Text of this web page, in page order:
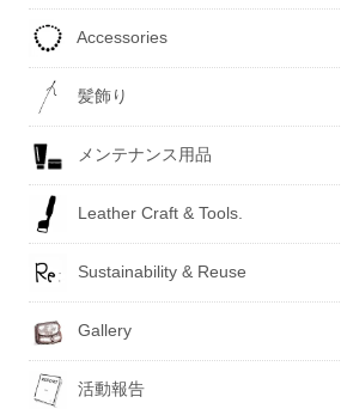
Accessories
髪飾り
メンテナンス用品
Leather Craft & Tools.
Sustainability & Reuse
Gallery
活動報告